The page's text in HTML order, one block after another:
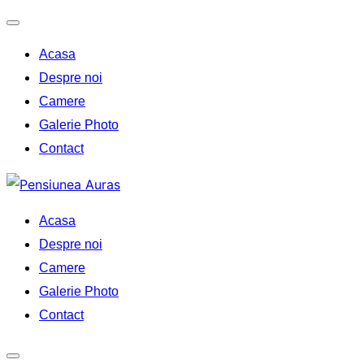
navigation
Acasa
Despre noi
Camere
Galerie Photo
Contact
Skip
content
Acasa
Despre noi
Camere
Galerie Photo
Contact